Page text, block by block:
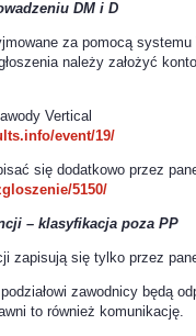
DM i D
za pomocą
należy założyć
Vertical
event/19/
się dodatkowo przez
5150/
– klasyfikacja poza PP
zapisują się tylko przez
zawodnicy będą
to również komunikację.